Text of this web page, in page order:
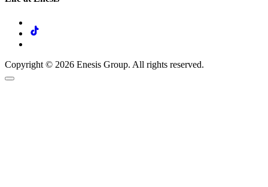
Copyright © 2026 Enesis Group. All rights reserved.